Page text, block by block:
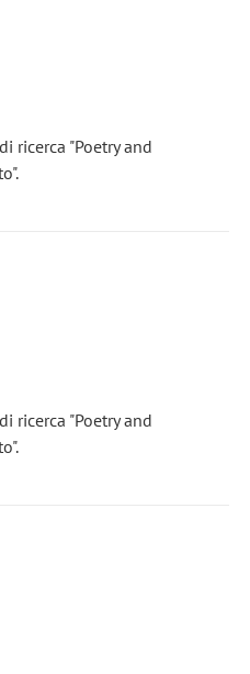
ricerca "Poetry and
ricerca "Poetry and